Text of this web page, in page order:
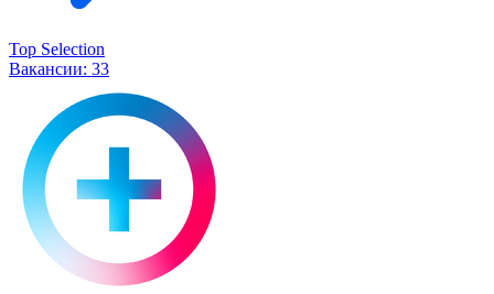
Top Selection
Вакансии: 33